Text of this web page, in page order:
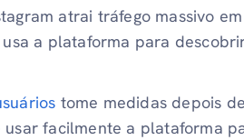
atrai tráfego massivo
usa a plataforma para
tome medidas depois
usar facilmente a plataforma